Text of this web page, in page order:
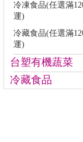
冷凍食品(任選滿
運)
冷藏食品(任選滿
運)
台塑有機蔬菜
冷藏食品